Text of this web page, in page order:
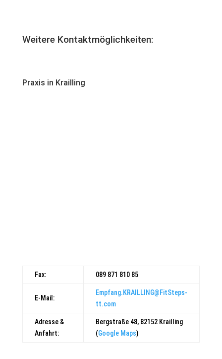
Weitere Kontaktmöglichkeiten:
Praxis in Krailling
Fax: 089 871 810 85
E-Mail:
Empfang.KRAILLING@FitSteps-
tt.com
Adresse &
Anfahrt:
Bergstraße 48, 82152 Krailling
(Google Maps)